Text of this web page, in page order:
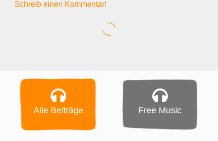
Schreib einen Kommentar!
Alle Beiträge Free Music